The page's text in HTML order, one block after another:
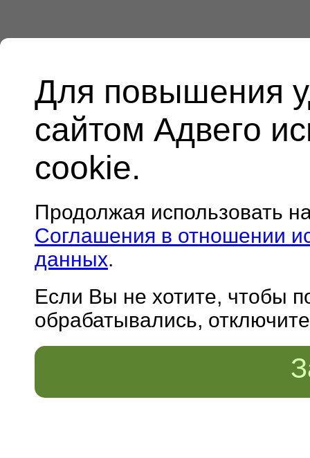
Для повышения
сайтом Адвего
cookie.
Продолжая использовать
Соглашения в отношении
данных.
Если Вы не хотите, чтобы
обрабатывались,